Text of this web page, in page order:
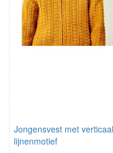
Jongensvest met verticaal
lijnenmotief